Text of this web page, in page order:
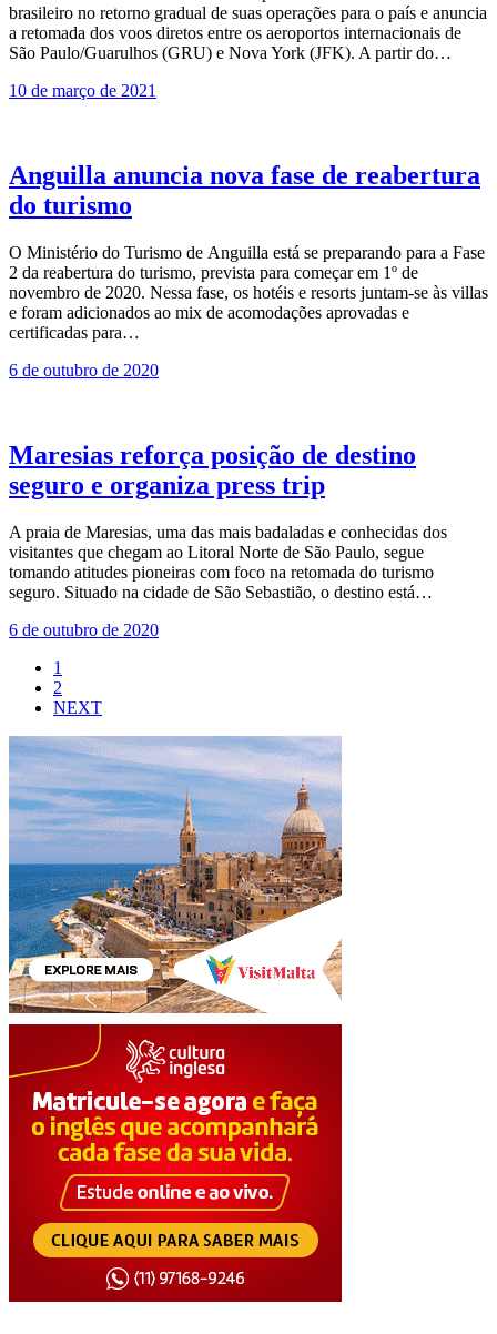
brasileiro no retorno gradual de suas operações para o país e anuncia
a retomada dos voos diretos entre os aeroportos internacionais de
São Paulo/Guarulhos (GRU) e Nova York (JFK). A partir do…
10 de março de 2021
Anguilla anuncia nova fase de reabertura
do turismo
O Ministério do Turismo de Anguilla está se preparando para a Fase
2 da reabertura do turismo, prevista para começar em 1º de
novembro de 2020. Nessa fase, os hotéis e resorts juntam-se às villas
e foram adicionados ao mix de acomodações aprovadas e
certificadas para…
6 de outubro de 2020
Maresias reforça posição de destino
seguro e organiza press trip
A praia de Maresias, uma das mais badaladas e conhecidas dos
visitantes que chegam ao Litoral Norte de São Paulo, segue
tomando atitudes pioneiras com foco na retomada do turismo
seguro. Situado na cidade de São Sebastião, o destino está…
6 de outubro de 2020
1
2
NEXT